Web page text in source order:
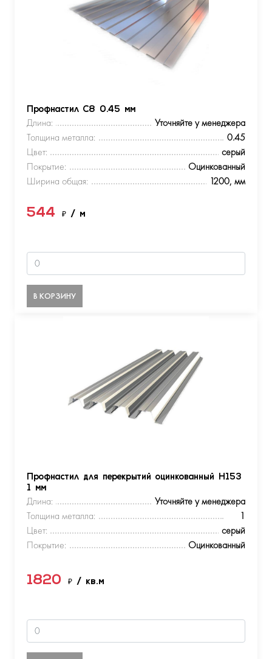
Профнастил С8 0.45 мм
Длина:
Уточняйте у менеджера
Толщина металла:
0.45
Цвет:
серый
Покрытие:
Оцинкованный
Ширина общая:
1200, мм
544 ₽ / м
В КОРЗИНУ
Профнастил для перекрытий оцинкованный Н153
1 мм
Длина:
Уточняйте у менеджера
Толщина металла:
1
Цвет:
серый
Покрытие:
Оцинкованный
1820 ₽ / кв.м